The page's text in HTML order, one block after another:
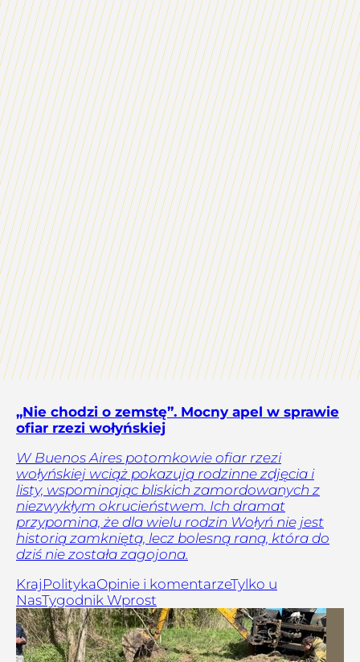
„Nie chodzi o zemstę”. Mocny apel w sprawie
ofiar rzezi wołyńskiej
W Buenos Aires potomkowie ofiar rzezi
wołyńskiej wciąż pokazują rodzinne zdjęcia i
listy, wspominając bliskich zamordowanych z
niezwykłym okrucieństwem. Ich dramat
przypomina, że dla wielu rodzin Wołyń nie jest
historią zamkniętą, lecz bolesną raną, która do
dziś nie została zagojona.
Kraj PolitykaOpinie i komentarzeTylko u
NasTygodnik Wprost